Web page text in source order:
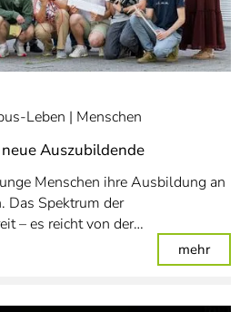
Leben Menschen
Auszubildende
Menschen ihre Ausbildung an
Das Spektrum der
– es reicht von der…
mehr: